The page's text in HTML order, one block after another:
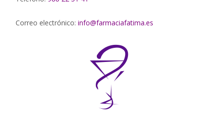
Correo electrónico: info@farmaciafatima.es